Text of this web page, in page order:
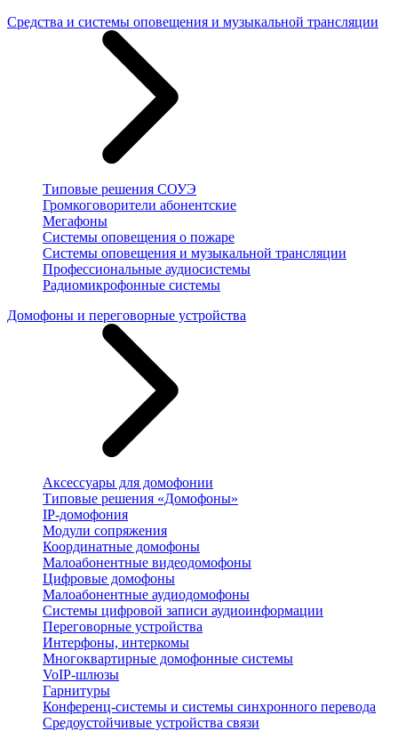
Средства и системы оповещения и музыкальной трансляции
Типовые решения СОУЭ
Громкоговорители абонентские
Мегафоны
Системы оповещения о пожаре
Системы оповещения и музыкальной трансляции
Профессиональные аудиосистемы
Радиомикрофонные системы
Домофоны и переговорные устройства
Аксессуары для домофонии
Типовые решения «Домофоны»
IP-домофония
Модули сопряжения
Координатные домофоны
Малоабонентные видеодомофоны
Цифровые домофоны
Малоабонентные аудиодомофоны
Системы цифровой записи аудиоинформации
Переговорные устройства
Интерфоны, интеркомы
Многоквартирные домофонные системы
VoIP-шлюзы
Гарнитуры
Конференц-системы и системы синхронного перевода
Средоустойчивые устройства связи